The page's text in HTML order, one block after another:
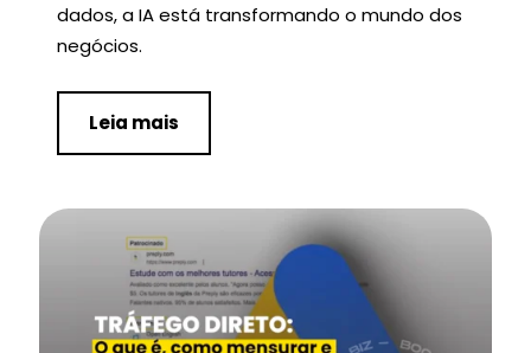
dados, a IA está transformando o mundo dos
negócios.
Leia mais